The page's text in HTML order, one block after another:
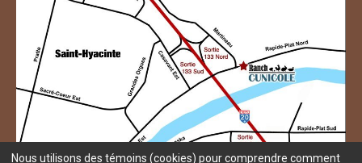
Nous utilisons des témoins (cookies) pour comprendre comment